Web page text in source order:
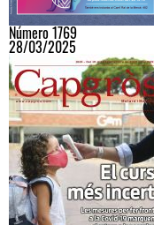
Número 1769
28/03/2025